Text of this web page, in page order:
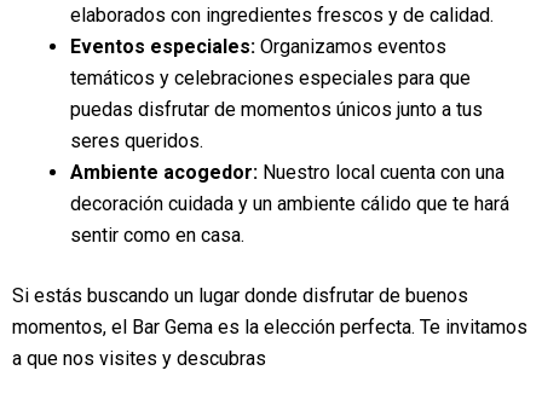
elaborados con ingredientes frescos y de calidad.
Eventos especiales: Organizamos eventos
temáticos y celebraciones especiales para que
puedas disfrutar de momentos únicos junto a tus
seres queridos.
Ambiente acogedor: Nuestro local cuenta con una
decoración cuidada y un ambiente cálido que te hará
sentir como en casa.
Si estás buscando un lugar donde disfrutar de buenos
momentos, el Bar Gema es la elección perfecta. Te invitamos
a que nos visites y descubras